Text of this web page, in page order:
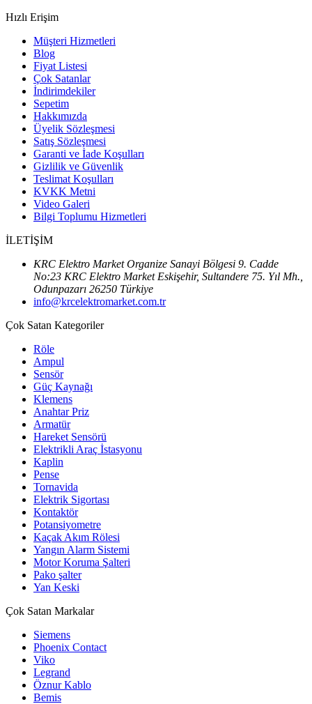
Hızlı Erişim
Müşteri Hizmetleri
Blog
Fiyat Listesi
Çok Satanlar
İndirimdekiler
Sepetim
Hakkımızda
Üyelik Sözleşmesi
Satış Sözleşmesi
Garanti ve İade Koşulları
Gizlilik ve Güvenlik
Teslimat Koşulları
KVKK Metni
Video Galeri
Bilgi Toplumu Hizmetleri
İLETİŞİM
KRC Elektro Market Organize Sanayi Bölgesi 9. Cadde
No:23 KRC Elektro Market Eskişehir, Sultandere 75. Yıl Mh.,
Odunpazarı 26250 Türkiye
info@krcelektromarket.com.tr
Çok Satan Kategoriler
Röle
Ampul
Sensör
Güç Kaynağı
Klemens
Anahtar Priz
Armatür
Hareket Sensörü
Elektrikli Araç İstasyonu
Kaplin
Pense
Tornavida
Elektrik Sigortası
Kontaktör
Potansiyometre
Kaçak Akım Rölesi
Yangın Alarm Sistemi
Motor Koruma Şalteri
Pako şalter
Yan Keski
Çok Satan Markalar
Siemens
Phoenix Contact
Viko
Legrand
Öznur Kablo
Bemis